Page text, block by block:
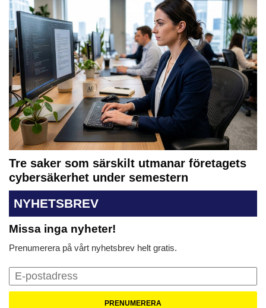
Tre saker som särskilt utmanar företagets
cybersäkerhet under semestern
NYHETSBREV
Missa inga nyheter!
Prenumerera på vårt nyhetsbrev helt gratis.